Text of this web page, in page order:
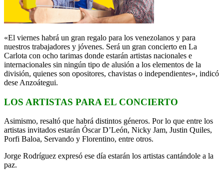
«El viernes habrá un gran regalo para los venezolanos y para
nuestros trabajadores y jóvenes. Será un gran concierto en La
Carlota con ocho tarimas donde estarán artistas nacionales e
internacionales sin ningún tipo de alusión a los elementos de la
división, quienes son opositores, chavistas o independientes», indicó
dese Anzoátegui.
LOS ARTISTAS PARA EL CONCIERTO
Asimismo, resaltó que habrá distintos géneros. Por lo que entre los
artistas invitados estarán Óscar D’León, Nicky Jam, Justin Quiles,
Porfi Baloa, Servando y Florentino, entre otros.
Jorge Rodríguez expresó ese día estarán los artistas cantándole a la
paz.